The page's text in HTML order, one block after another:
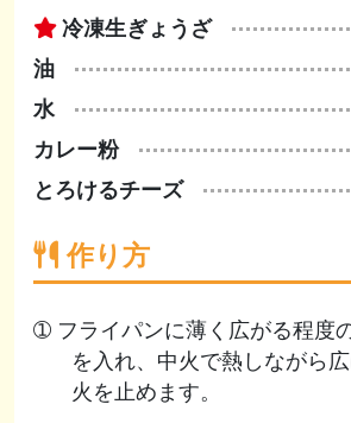
冷凍生ぎょうざ
油
水
カレー粉
とろけるチーズ
作り方
➀ フライパンに薄く広がる程度
を入れ、中火で熱しながら広
火を止めます。